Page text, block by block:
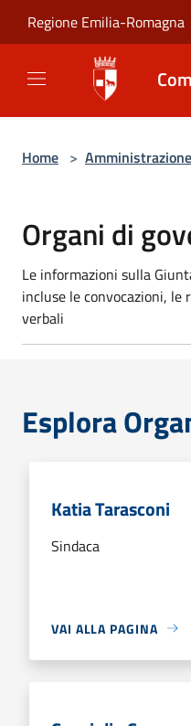
Regione Emilia-Romagna
Home > Amministrazione
Organi di
Le informazioni sulla
incluse le convocazioni, le
verbali
Esplora
Katia Tarasconi
Sindaca
VAI ALLA PAGINA